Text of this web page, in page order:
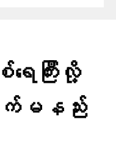
ေကြီးလို့
က်မနည်း